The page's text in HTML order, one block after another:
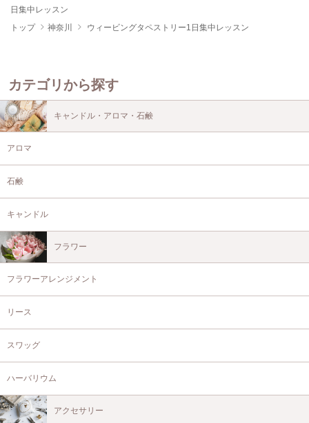
日集中レッスン
トップ
神奈川 ウィービングタペストリー1日集中レッスン
カテゴリから探す
キャンドル・アロマ・石鹸
アロマ
石鹸
キャンドル
フラワー
フラワーアレンジメント
リース
スワッグ
ハーバリウム
アクセサリー